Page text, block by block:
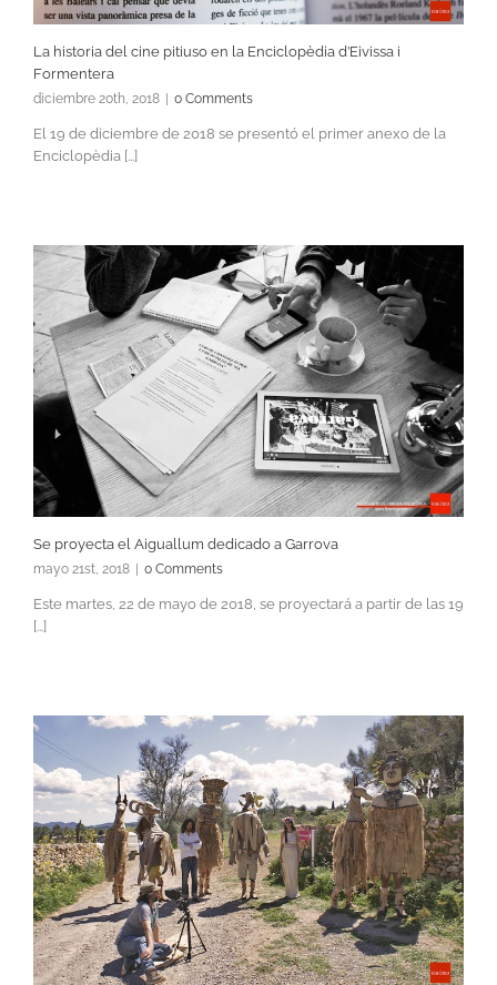
La historia del cine pitiuso en la Enciclopèdia d’Eivissa i
Formentera
diciembre 20th, 2018 0 Comments
El 19 de diciembre de 2018 se presentó el primer anexo de la
Enciclopèdia [...]
Se proyecta el Aiguallum dedicado a Garrova
mayo 21st, 2018 | 0 Comments
Este martes, 22 de mayo de 2018, se proyectará a partir de las 19
[...]